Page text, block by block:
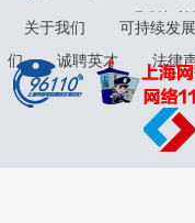
31010402000120号版权所
关于我们 可持续发展
们
诚聘英才 法律